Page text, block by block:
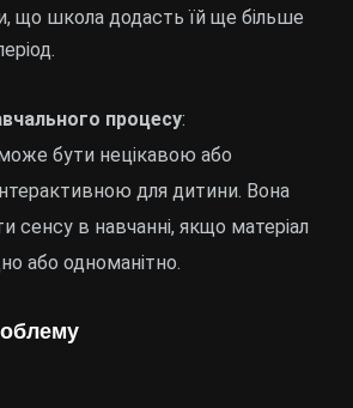
що школа додасть їй ще більше
процесу:
бути нецікавою або
для дитини. Вона
сенсу в навчанні, якщо матеріал
або одноманітно.